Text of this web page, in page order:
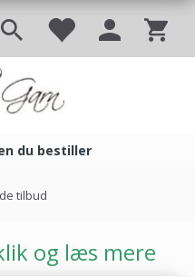
du bestiller
tilbud
og læs mere